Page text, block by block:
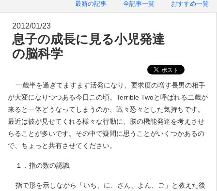
最新の記事 全記事一覧 おすすめ一覧
2012/01/23
息子の成長に見る小児発達
の脳科学
一歳半を過ぎてますます活発になり、要求度の増す長男の相手
が大変になりつつある今日この頃。Terrible Twoと呼ばれる二歳が
来ると一体どうなってしまうのか、戦々恐々とした気持ちです。
最近は彼が見せてくれる様々な行動に、脳の機能発達を考えさせ
らることが多いです。その中で疑問に思うことがいくつかあるの
で、ちょっと共有させてください。
１．指の数の認識
指で形を示しながら「いち、に、さん、よん、ご」と教えた後